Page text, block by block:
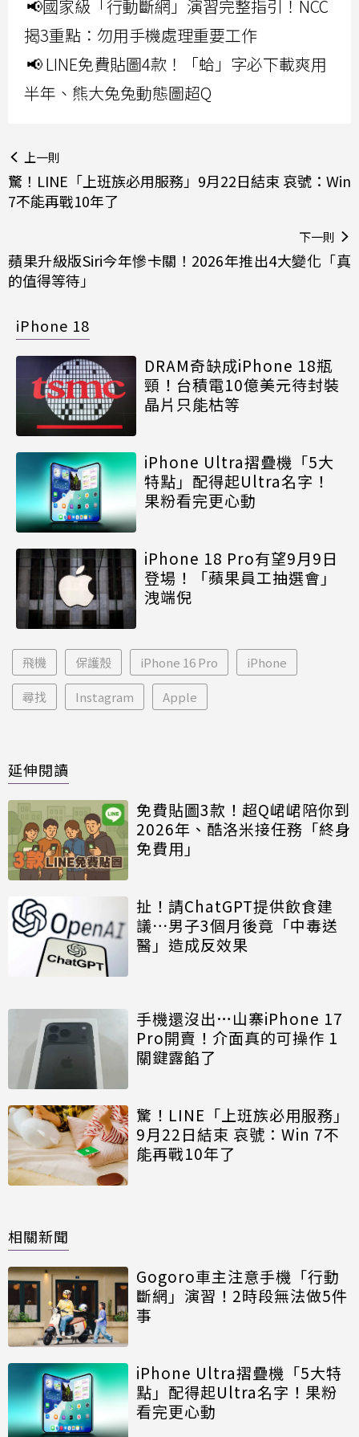
📢國家級「行動斷網」演習完整指引！NCC
揭3重點：勿用手機處理重要工作
📢 LINE免費貼圖4款！「蛤」字必下載爽用
半年、熊大兔兔動態圖超Q
上一則
驚！LINE「上班族必用服務」9月22日結束 哀號：Win
7不能再戰10年了
下一則
蘋果升級版Siri今年慘卡關！2026年推出4大變化「真
的值得等待」
iPhone 18
DRAM奇缺成iPhone 18瓶
頸！台積電10億美元待封裝
晶片只能枯等
iPhone Ultra摺疊機「5大
特點」配得起Ultra名字！
果粉看完更心動
iPhone 18 Pro有望9月9日
登場！「蘋果員工抽選會」
洩端倪
飛機 保護殼 iPhone 16 Pro iPhone
尋找 Instagram Apple
延伸閱讀
免費貼圖3款！超Q峮峮陪你到
2026年、酷洛米接任務「終身
免費用」
扯！請ChatGPT提供飲食建
議⋯男子3個月後竟「中毒送
醫」造成反效果
手機還沒出…山寨iPhone 17
Pro開賣！介面真的可操作 1
關鍵露餡了
驚！LINE「上班族必用服務」
9月22日結束 哀號：Win 7不
能再戰10年了
相關新聞
Gogoro車主注意手機「行動
斷網」演習！2時段無法做5件
事
iPhone Ultra摺疊機「5大特
點」配得起Ultra名字！果粉
看完更心動